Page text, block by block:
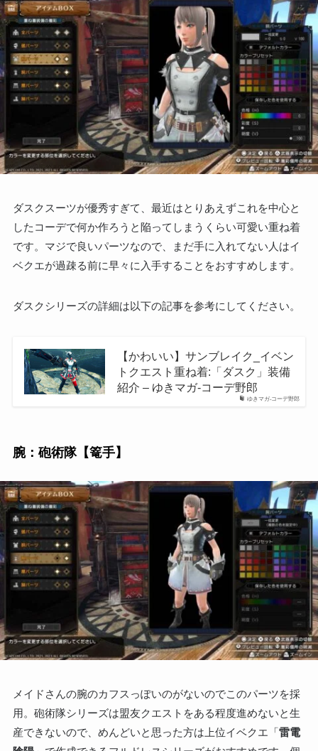
ダスクスーツが優秀すぎて、最近はとりあえずこれを中心と
したコーデで何か作ろうと陥ってしまうくらい可愛い重ね着
です。マジで良いパーツなので、まだ手に入れてない人はイ
ベクエが過疎る前に早々に入手することをおすすめします。
ダスクシリーズの詳細は以下の記事を参考にしてください。
ゆきマガ-コーデ野郎
【かわいい】サンブレイク_イベン
トクエスト重ね着:「ダスク」装備
紹介 – ゆきマガ-コーデ野郎
腕：砲術隊【篭手】
メイドさんの腕のカフスっぽいのがないのでこのパーツを採
用。砲術隊シリーズは盟友クエストをある程度進めないと生
産できないので、めんどいと思った方は上位イベクエ「雷電